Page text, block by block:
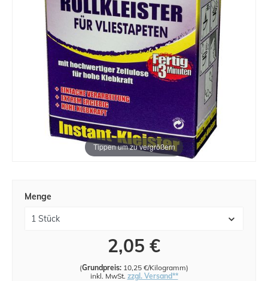
Tippen um zu vergrößern
Menge
2,05 €
(Grundpreis: 10,25 €/Kilogramm)
inkl. MwSt. zzgl. Versand**